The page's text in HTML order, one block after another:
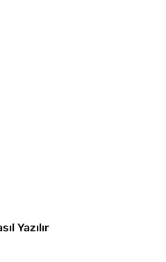
Yazılır